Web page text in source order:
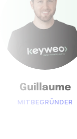
Guillaume
MITBEGRÜNDER